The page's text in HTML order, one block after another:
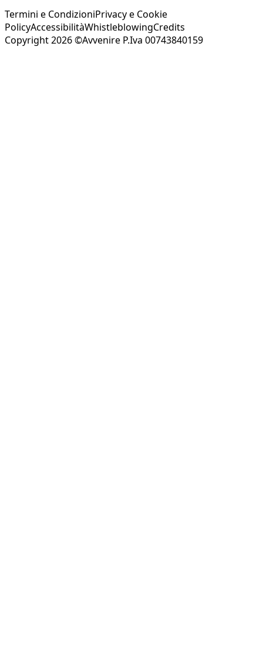
Termini e CondizioniPrivacy e Cookie
PolicyAccessibilitàWhistleblowingCredits
Copyright 2026 ©Avvenire P.Iva 00743840159